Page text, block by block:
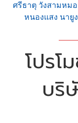
ศรีธาตุ วังสามหม
หนองแสง นายู
โปรโ
บริ